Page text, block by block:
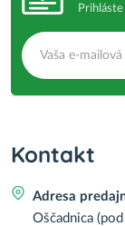
Kontakt
Adresa
Oščadnica